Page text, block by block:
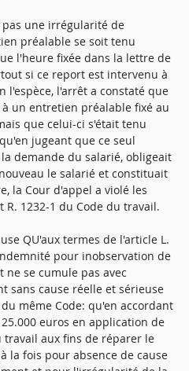
pas une irrégularité de
préalable se soit tenu
l'heure fixée dans la lettre de
si ce report est intervenu à
l'espèce, l'arrêt a constaté que
un entretien préalable fixé au
que celui-ci s'était tenu
jugeant que ce seul
demande du salarié, obligeait
le salarié et constituait
la Cour d'appel a violé les
R. 1232-1 du Code du travail.
QU'aux termes de l'article L.
pour inobservation de
se cumule pas avec
sans cause réelle et sérieuse
même Code: qu'en accordant
euros en application de
travail aux fins de réparer le
la fois pour absence de cause